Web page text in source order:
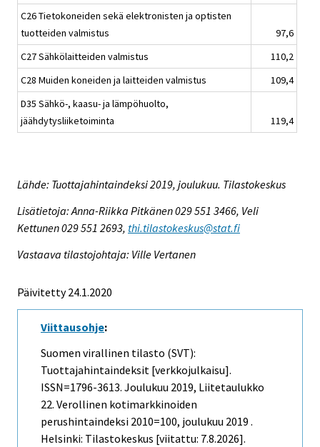
C26 Tietokoneiden sekä elektronisten ja optisten
tuotteiden valmistus
97,6
C27 Sähkölaitteiden valmistus
110,2
C28 Muiden koneiden ja laitteiden valmistus
109,4
D35 Sähkö-, kaasu- ja lämpöhuolto,
jäähdytysliiketoiminta
119,4
Lähde: Tuottajahintaindeksi 2019, joulukuu. Tilastokeskus
Lisätietoja: Anna-Riikka Pitkänen 029 551 3466, Veli
Kettunen 029 551 2693, thi.tilastokeskus@stat.fi
Vastaava tilastojohtaja: Ville Vertanen
Päivitetty 24.1.2020
Viittausohje:
Suomen virallinen tilasto (SVT):
Tuottajahintaindeksit [verkkojulkaisu].
ISSN=1796-3613. Joulukuu 2019, Liitetaulukko
22. Verollinen kotimarkkinoiden
perushintaindeksi 2010=100, joulukuu 2019 .
Helsinki: Tilastokeskus [viitattu: 7.8.2026].